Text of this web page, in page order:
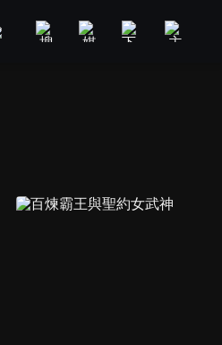
美食旅遊 新聞政論